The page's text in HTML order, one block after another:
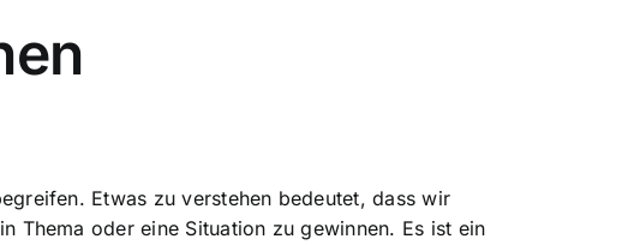
Etwas zu verstehen bedeutet, dass wir
Thema oder eine Situation zu gewinnen. Es ist ein